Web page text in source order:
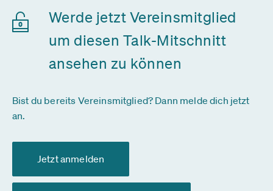
Werde jetzt Vereinsmitglied
um diesen Talk-Mitschnitt
ansehen zu können
Bist du bereits Vereinsmitglied? Dann melde dich jetzt
an.
Jetzt anmelden